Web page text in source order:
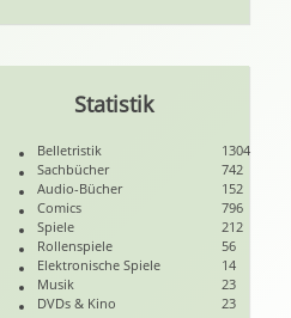
Statistik
Belletristik
1304
Sachbücher
742
Audio-Bücher
152
Comics
796
Spiele
212
Rollenspiele
56
Elektronische Spiele
14
Musik
23
DVDs & Kino
23